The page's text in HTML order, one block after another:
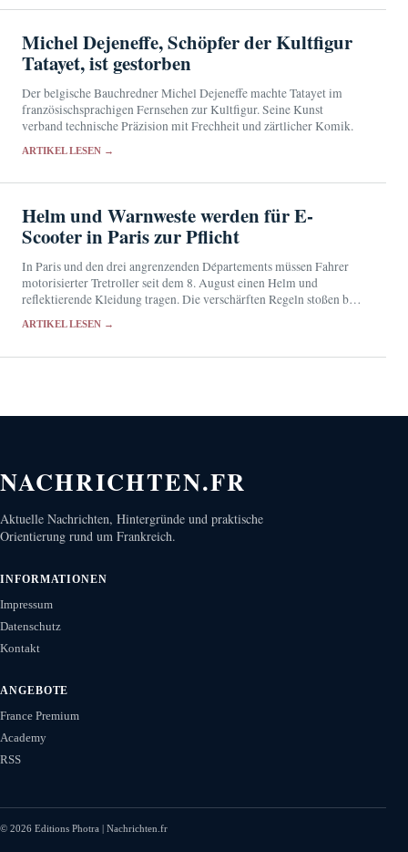
Michel Dejeneffe, Schöpfer der Kultfigur
Tatayet, ist gestorben
Der belgische Bauchredner Michel Dejeneffe machte Tatayet im
französischsprachigen Fernsehen zur Kultfigur. Seine Kunst
verband technische Präzision mit Frechheit und zärtlicher Komik.
ARTIKEL LESEN →
Helm und Warnweste werden für E-
Scooter in Paris zur Pflicht
In Paris und den drei angrenzenden Départements müssen Fahrer
motorisierter Tretroller seit dem 8. August einen Helm und
reflektierende Kleidung tragen. Die verschärften Regeln stoßen bei
ARTIKEL LESEN →
NACHRICHTEN.FR
Aktuelle Nachrichten, Hintergründe und praktische
Orientierung rund um Frankreich.
INFORMATIONEN
Impressum
Datenschutz
Kontakt
ANGEBOTE
France Premium
Academy
RSS
© 2026 Editions Photra | Nachrichten.fr